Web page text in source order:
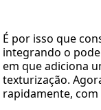
É por isso que
integrando o
em que adiciona
texturização.
rapidamente,